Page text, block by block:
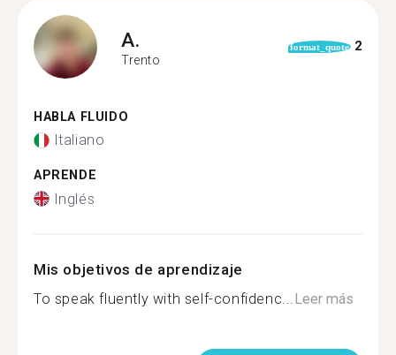
A.
Trento
format_quote 2
HABLA FLUIDO
Italiano
APRENDE
Inglés
Mis objetivos de aprendizaje
To speak fluently with self-confidenc... Leer más